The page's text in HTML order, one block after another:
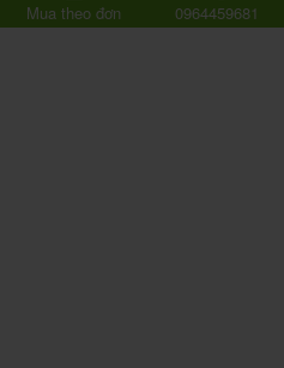
Lời khuyên của
Mua theo đơn 0964459681